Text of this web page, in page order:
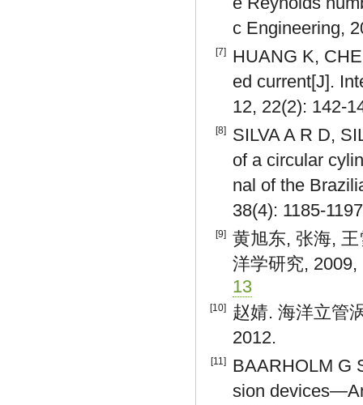
c Engineering,
[7]
HUANG K,
ed current[J].
12, 22(2): 142-
[8]
SILVA A R D,
of a circular
nal of the
38(4): 1185-
[9]
黄旭东, 张海,
洋学研究,
13
[10]
赵婧. 海洋立管
2012.
[11]
BAARHOLM G
sion